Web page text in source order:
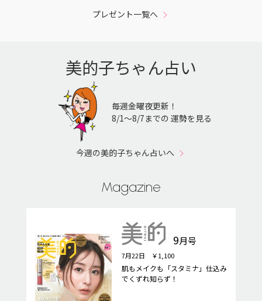
プレゼント一覧へ
美的子ちゃん占い
毎週金曜夜更新！
8/1〜8/7までの 運勢を見る
今週の美的子ちゃん占いへ
Magazine
9月号
7月22日 ￥1,100
肌もメイクも「スタミナ」仕込み
でくずれ知らず！